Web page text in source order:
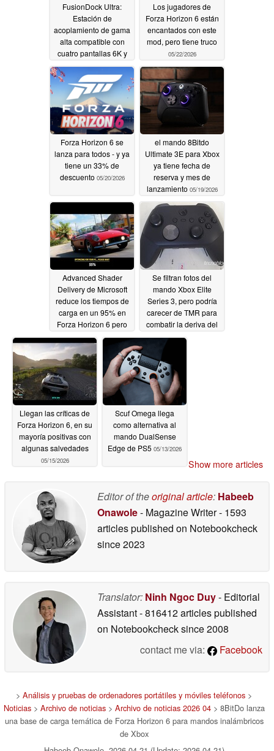
FusionDock Ultra:
Estación de
acoplamiento de gama
alta compatible con
cuatro pantallas 6K y
10 Gbps05/22/2026
Los jugadores de
Forza Horizon 6 están
encantados con este
mod, pero tiene truco
05/22/2026
Forza Horizon 6 se
lanza para todos - y ya
tiene un 33% de
descuento 05/20/2026
el mando 8Bitdo
Ultimate 3E para Xbox
ya tiene fecha de
reserva y mes de
lanzamiento 05/19/2026
Advanced Shader
Delivery de Microsoft
reduce los tiempos de
carga en un 95% en
Forza Horizon 6 pero
bloquea la función tras
el ecosistema de
aplicaciones de Xbox
05/19/2026
Se filtran fotos del
mando Xbox Elite
Series 3, pero podría
carecer de TMR para
combatir la deriva del
stick05/15/2026
Llegan las críticas de
Forza Horizon 6, en su
mayoría positivas con
algunas salvedades
05/15/2026
Scuf Omega llega
como alternativa al
mando DualSense
Edge de PS5 05/13/2026
Show more articles
Editor of theoriginal article: Habeeb
Onawole- Magazine Writer- 1593
articles published on Notebookcheck
since 2023
Translator: Ninh Ngoc Duy- Editorial
Assistant- 816412 articles published
on Notebookchecksince 2008
contact me via:
Facebook
> Análisis y pruebas de ordenadores portátiles y móviles teléfonos >
Noticias> Archivo de noticias> Archivo de noticias 2026 04> 8BitDo lanza
una base de carga temática de Forza Horizon 6 para mandos inalámbricos
de Xbox